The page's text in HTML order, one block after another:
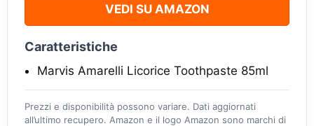
VEDI SU AMAZON
Caratteristiche
Marvis Amarelli Licorice Toothpaste 85ml
Prezzi e disponibilità possono variare. Dati aggiornati
all’ultimo recupero. Amazon e il logo Amazon sono marchi di